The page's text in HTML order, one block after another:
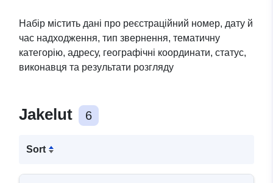
Набір містить дані про реєстраційний номер, дату й
час надходження, тип звернення, тематичну
категорію, адресу, географічні координати, статус,
виконавця та результати розгляду
Jakelut 6
Sort